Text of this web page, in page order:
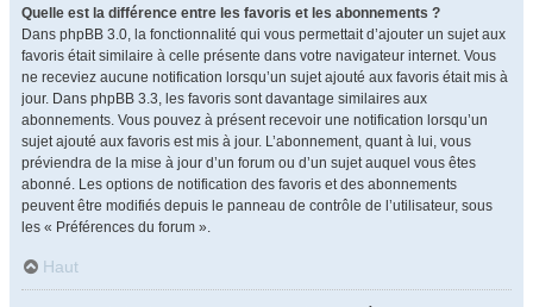
Quelle est la différence entre les favoris et les abonnements ?
Dans phpBB 3.0, la fonctionnalité qui vous permettait d’ajouter un sujet aux
favoris était similaire à celle présente dans votre navigateur internet. Vous
ne receviez aucune notification lorsqu’un sujet ajouté aux favoris était mis à
jour. Dans phpBB 3.3, les favoris sont davantage similaires aux
abonnements. Vous pouvez à présent recevoir une notification lorsqu’un
sujet ajouté aux favoris est mis à jour. L’abonnement, quant à lui, vous
préviendra de la mise à jour d’un forum ou d’un sujet auquel vous êtes
abonné. Les options de notification des favoris et des abonnements
peuvent être modifiés depuis le panneau de contrôle de l’utilisateur, sous
les « Préférences du forum ».
Haut